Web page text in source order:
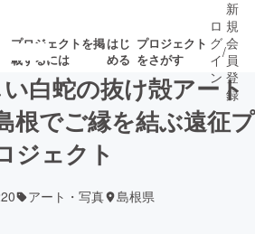
プロジェクトを掲
載するには
はじ
める
プロジェクト
をさがす
の新着プロ募集終了が近いプ
ロ
グ
イ
ン
/
新
規
会
員
登
録
白蛇の抜け殻アート
根でご縁を結ぶ遠征プ
ジェクト
アート・写真 島根県